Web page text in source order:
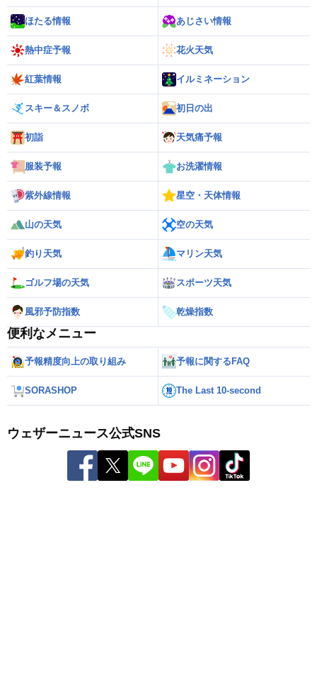
ほたる情報 あじさい情報
熱中症予報 花火天気
紅葉情報 イルミネーション
スキー＆スノボ 初日の出
初詣 天気痛予報
服装予報 お洗濯情報
紫外線情報 星空・天体情報
山の天気 空の天気
釣り天気 マリン天気
ゴルフ場の天気 スポーツ天気
風邪予防指数 乾燥指数
便利なメニュー
予報精度向上の取り組み 予報に関するFAQ
SORASHOP The Last 10-second
ウェザーニュース公式SNS